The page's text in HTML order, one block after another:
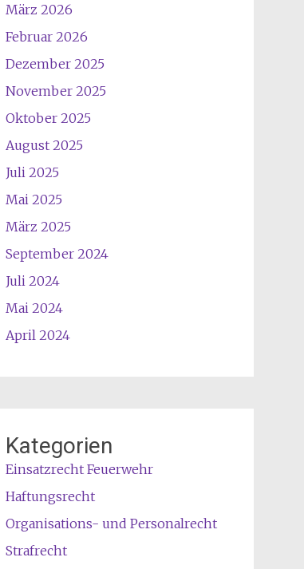
März 2026
Februar 2026
Dezember 2025
November 2025
Oktober 2025
August 2025
Juli 2025
Mai 2025
März 2025
September 2024
Juli 2024
Mai 2024
April 2024
Kategorien
Einsatzrecht Feuerwehr
Haftungsrecht
Organisations- und Personalrecht
Strafrecht